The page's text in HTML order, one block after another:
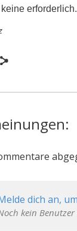
erforderlich.
dich an,
kein